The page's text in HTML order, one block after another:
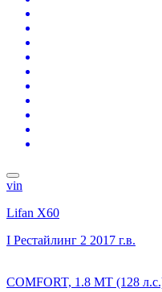
vin
Lifan X60
I Рестайлинг 2 2017 г.в.
COMFORT, 1.8 MT (128